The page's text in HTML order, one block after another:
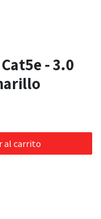
- 3.0
al carrito